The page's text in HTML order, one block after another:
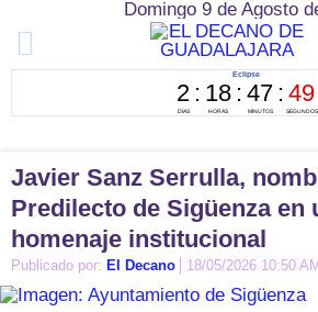
Domingo 9 de Agosto
Javier Sanz Serrulla,
Predilecto de Sigüenza en
homenaje institucional
Publicado por: El Decano 18/05/2026 10:50 AM